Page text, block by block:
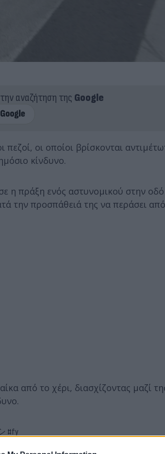
αναζήτηση της Google
οι οποίοι βρίσκονται
κίνδυνο.
η πράξη ενός αστυνομικού στην
την προσπάθειά της να περάσει
από το χέρι, διασχίζοντας μαζί
#fy